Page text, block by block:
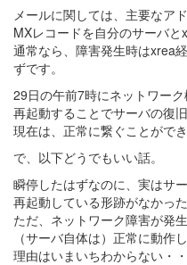
メールに関しては、主要なア
MXレコードを自分のサーバと
通常なら、障害発生時はxrea
ずです。
29日の午前7時にネットワー
再起動することでサーバの復
現在は、正常に繋ぐことができ
で、以下どうでもいい話。
瞬停したはずなのに、実はサ
再起動している形跡がなかった
ただ、ネットワーク障害が発
（サーバ自体は）正常に動作
理由はいまいちわからない・・